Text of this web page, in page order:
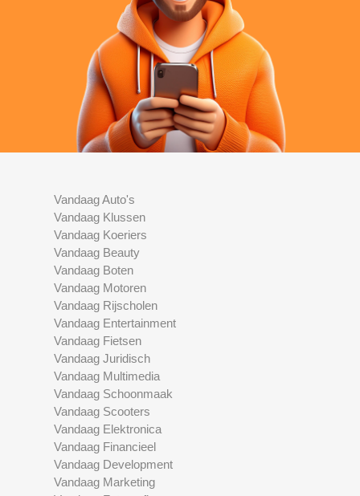
Vandaag Auto's
Vandaag Klussen
Vandaag Koeriers
Vandaag Beauty
Vandaag Boten
Vandaag Motoren
Vandaag Rijscholen
Vandaag Entertainment
Vandaag Fietsen
Vandaag Juridisch
Vandaag Multimedia
Vandaag Schoonmaak
Vandaag Scooters
Vandaag Elektronica
Vandaag Financieel
Vandaag Development
Vandaag Marketing